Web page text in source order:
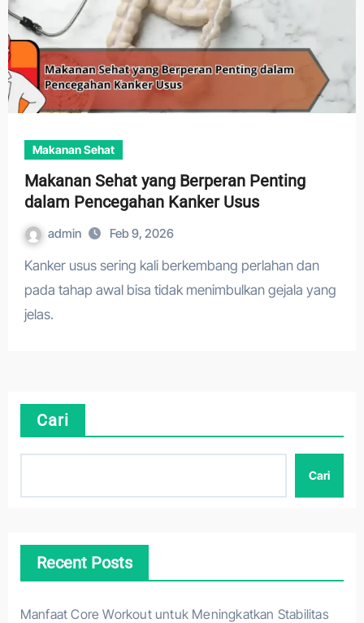
Makanan Sehat
Makanan Sehat yang Berperan Penting
dalam Pencegahan Kanker Usus
admin Feb 9, 2026
Kanker usus sering kali berkembang perlahan dan
pada tahap awal bisa tidak menimbulkan gejala yang
jelas.
Cari
Cari
Recent Posts
Manfaat Core Workout untuk Meningkatkan Stabilitas